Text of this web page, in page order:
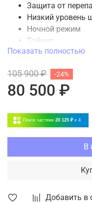
Добавить в
Защита от
Низкий уровень
Ночной режим
Таймер
Режим
Фильтр грубой
Четыре режима
Самоочистка
4 скорости
Показать полностью
105 900 ₽
80 500 ₽
-24%
Плати частями 20 125 ₽ x 4
В